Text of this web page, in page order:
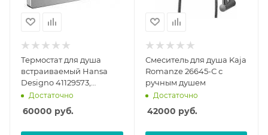
Термостат для душа
встраиваемый Hansa
Designo 41129573,
внешняя часть
Достаточно
60000 руб.
Смеситель для душа Kaja
Romanze 26645-С с
ручным душем
Достаточно
42000 руб.